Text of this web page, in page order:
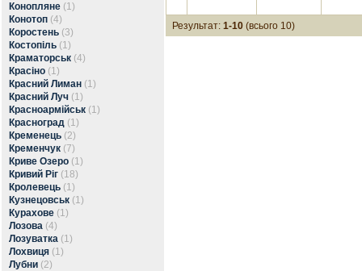
Конопляне (1)
Конотоп (4)
Коростень (3)
Костопіль (1)
Краматорськ (4)
Красіно (1)
Красний Лиман (1)
Красний Луч (1)
Красноармійськ (1)
Красноград (1)
Кременець (2)
Кременчук (7)
Криве Озеро (1)
Кривий Ріг (18)
Кролевець (1)
Кузнецовськ (1)
Курахове (1)
Лозова (4)
Лозуватка (1)
Лохвиця (1)
Лубни (2)
Результат: 1-10 (всього 10)